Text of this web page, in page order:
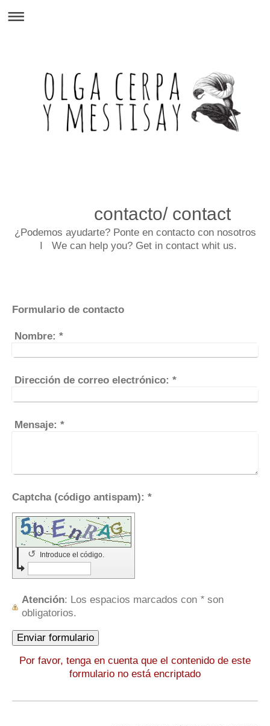
contacto/ contact
¿Podemos ayudarte? Ponte en contacto con nosotros
I We can help you? Get in contact whit us.
Formulario de contacto
Nombre: *
Dirección de correo electrónico: *
Mensaje: *
Captcha (código antispam): *
Introduce el código.
↺
Atención : Los espacios marcados con * son
obligatorios.
Por favor, tenga en cuenta que el contenido de este
formulario no está encriptado